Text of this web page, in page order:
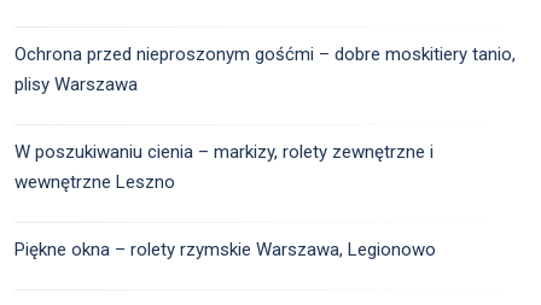
Ochrona przed nieproszonym gośćmi – dobre moskitiery tanio,
plisy Warszawa
W poszukiwaniu cienia – markizy, rolety zewnętrzne i
wewnętrzne Leszno
Piękne okna – rolety rzymskie Warszawa, Legionowo